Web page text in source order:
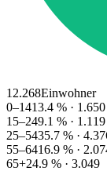
12.268Einwohner
0–1413.4 % · 1.650
15–249.1 % · 1.119
25–5435.7 % ·
55–6416.9 % ·
65+24.9 % · 3.049